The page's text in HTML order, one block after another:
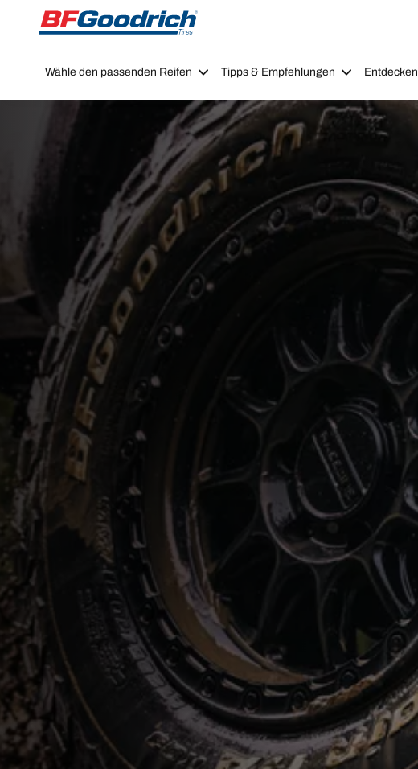
Go to page content
Go to page navigation
Wähle den passenden Reifen Tipps & Empfehlungen Entdecken